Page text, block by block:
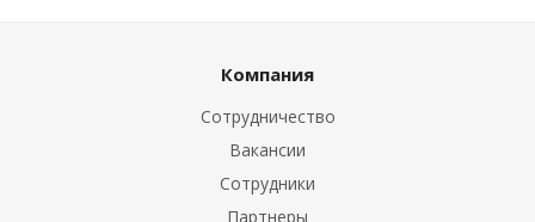
Компания
Сотрудничество
Вакансии
Сотрудники
Партнеры